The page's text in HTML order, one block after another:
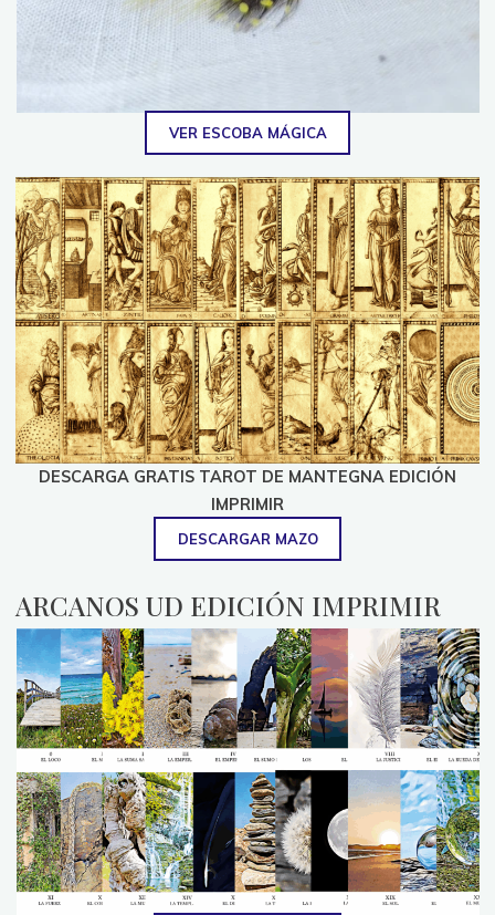
VER ESCOBA MÁGICA
DESCARGA GRATIS TAROT DE MANTEGNA EDICIÓN
IMPRIMIR
DESCARGAR MAZO
ARCANOS UD EDICIÓN IMPRIMIR